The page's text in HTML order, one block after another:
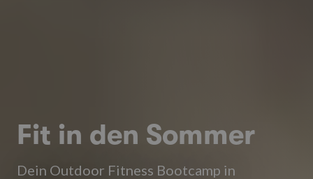
Fit in den Sommer
Dein Outdoor Fitness Bootcamp in